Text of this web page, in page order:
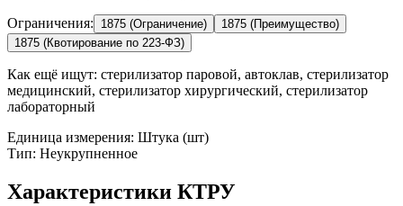
Ограничения: 1875 (Ограничение)
1875 (Преимущество)
1875 (Квотирование по 223-ФЗ)
Как ещё ищут: стерилизатор паровой, автоклав, стерилизатор
медицинский, стерилизатор хирургический, стерилизатор
лабораторный
Единица измерения: Штука (шт)
Тип: Неукрупненное
Характеристики КТРУ